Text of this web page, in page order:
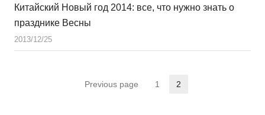
Китайский Новый год 2014: все, что нужно знать о
празднике Весны
2013/12/25
Previous page Страница
1 2